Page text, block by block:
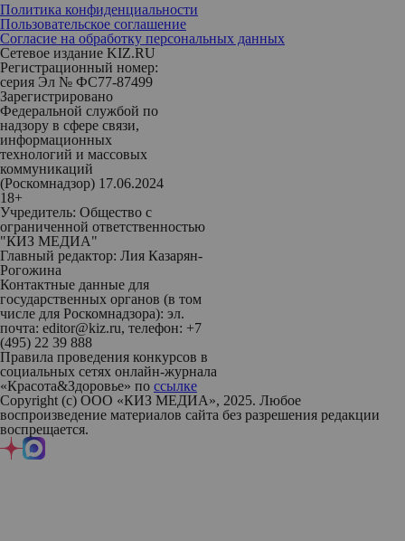
Политика конфиденциальности
Пользовательское соглашение
Согласие на обработку персональных данных
Сетевое издание KIZ.RU
Регистрационный номер:
серия Эл № ФС77-87499
Зарегистрировано
Федеральной службой по
надзору в сфере связи,
информационных
технологий и массовых
коммуникаций
(Роскомнадзор) 17.06.2024
18+
Учредитель: Общество с
ограниченной ответственностью
"КИЗ МЕДИА"
Главный редактор: Лия Казарян-
Рогожина
Контактные данные для
государственных органов (в том
числе для Роскомнадзора): эл.
почта: editor@kiz.ru, телефон: +7
(495) 22 39 888
Правила проведения конкурсов в
социальных сетях онлайн-журнала
«Красота&Здоровье» по ссылке
Copyright (с) ООО «КИЗ МЕДИА», 2025. Любое
воспроизведение материалов сайта без разрешения редакции
воспрещается.